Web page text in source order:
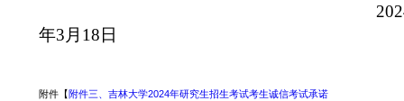
年3 月 18日
附件【附件三、吉林大学2024年研究生招生考试考生诚信考试承诺